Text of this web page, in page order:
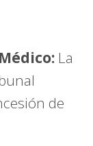
La
de